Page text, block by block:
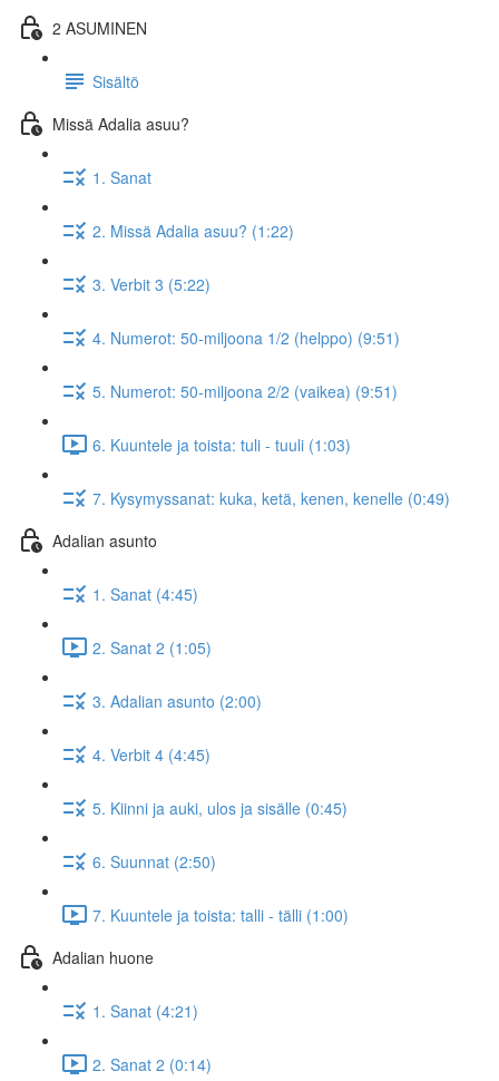
2 ASUMINEN
Sisältö
Missä Adalia asuu?
1. Sanat
2. Missä Adalia asuu? (1:22)
3. Verbit 3 (5:22)
4. Numerot: 50-miljoona 1/2 (helppo) (9:51)
5. Numerot: 50-miljoona 2/2 (vaikea) (9:51)
6. Kuuntele ja toista: tuli - tuuli (1:03)
7. Kysymyssanat: kuka, ketä, kenen, kenelle (0:49)
Adalian asunto
1. Sanat (4:45)
2. Sanat 2 (1:05)
3. Adalian asunto (2:00)
4. Verbit 4 (4:45)
5. Kiinni ja auki, ulos ja sisälle (0:45)
6. Suunnat (2:50)
7. Kuuntele ja toista: talli - tälli (1:00)
Adalian huone
1. Sanat (4:21)
2. Sanat 2 (0:14)